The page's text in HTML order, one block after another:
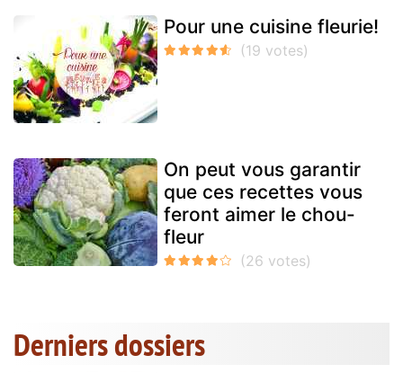
Pour une cuisine fleurie!
On peut vous garantir
que ces recettes vous
feront aimer le chou-
fleur
Derniers dossiers